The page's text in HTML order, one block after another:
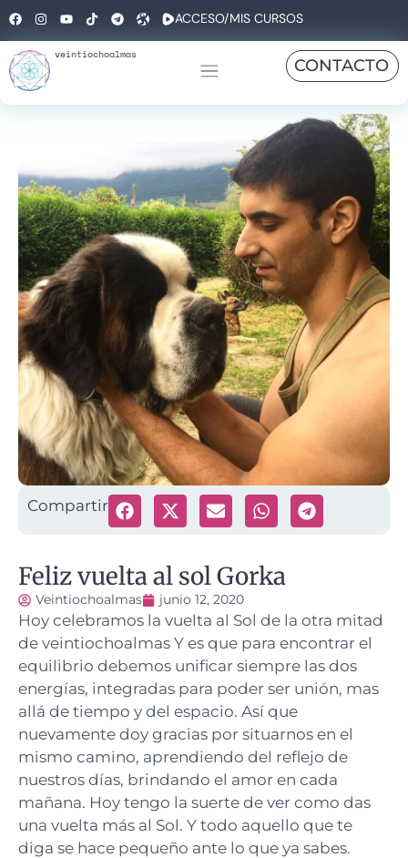
ACCESO/MIS CURSOS
veintiochoalmas
CONTACTO
Compartir
Feliz vuelta al sol Gorka
Veintiochoalmas junio 12, 2020
Hoy celebramos la vuelta al Sol de la otra mitad
de veintiochoalmas Y es que para encontrar el
equilibrio debemos unificar siempre las dos
energías, integradas para poder ser unión, mas
allá de tiempo y del espacio. Así que
nuevamente doy gracias por situarnos en el
mismo camino, aprendiendo del reflejo de
nuestros días, brindando el amor en cada
mañana. Hoy tengo la suerte de ver como das
una vuelta más al Sol. Y todo aquello que te
diga se hace pequeño ante lo que ya sabes.